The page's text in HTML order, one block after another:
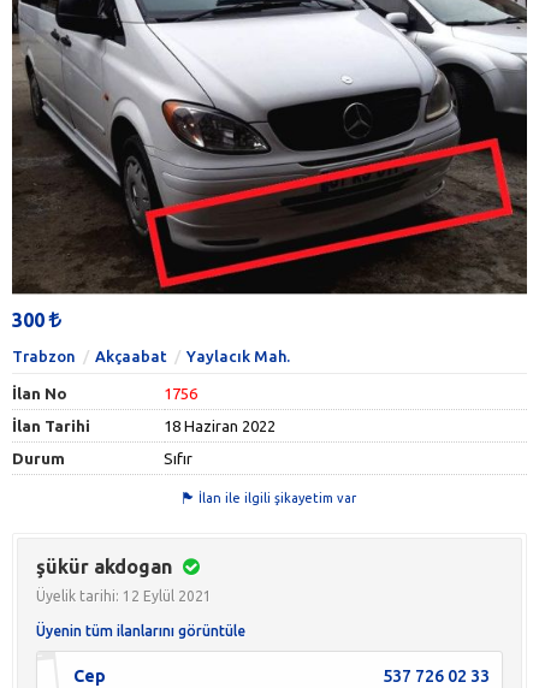
300
Trabzon Akçaabat Yaylacık Mah.
İlan No
1756
İlan Tarihi
18 Haziran 2022
Durum
Sıfır
İlan ile ilgili şikayetim var
şükür akdogan
Üyelik tarihi: 12 Eylül 2021
Üyenin tüm ilanlarını görüntüle
Cep 537 726 02 33